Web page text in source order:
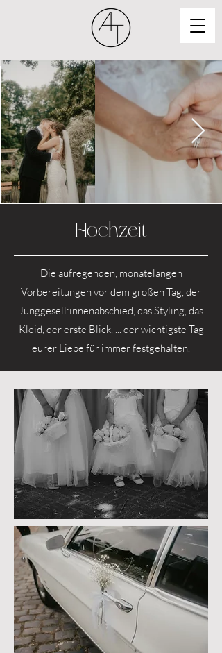
Hochzeit
Die aufregenden, monatelangen
Vorbereitungen vor dem großen Tag, der
Junggesell:innenabschied, das Styling, das
Kleid, der erste Blick, ... der wichtigste Tag
eurer Liebe für immer festgehalten.